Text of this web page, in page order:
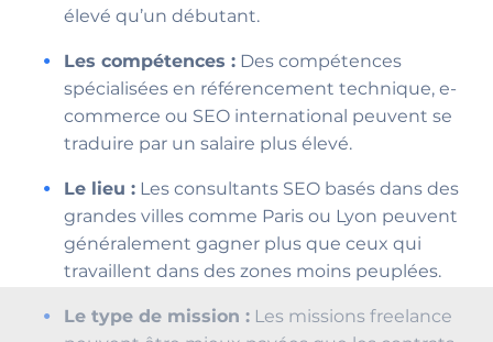
élevé qu’un débutant.
Les compétences : Des compétences
spécialisées en référencement technique, e-
commerce ou SEO international peuvent se
traduire par un salaire plus élevé.
Le lieu : Les consultants SEO basés dans des
grandes villes comme Paris ou Lyon peuvent
généralement gagner plus que ceux qui
travaillent dans des zones moins peuplées.
Le type de mission : Les missions freelance